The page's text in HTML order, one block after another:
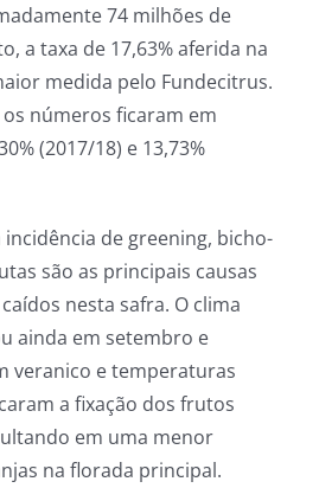
74 milhões de
a taxa de 17,63% aferida na
medida pelo Fundecitrus.
números ficaram em
(2017/18) e 13,73%
incidência de greening, bicho-
são as principais causas
nesta safra. O clima
ainda em setembro e
veranico e temperaturas
a fixação dos frutos
em uma menor
na florada principal.